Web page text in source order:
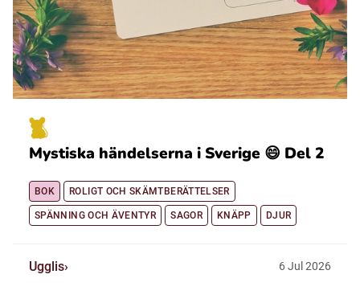
Mystiska händelserna i Sverige 😄 Del 2
BOK ROLIGT OCH SKÄMTBERÄTTELSER
SPÄNNING OCH ÄVENTYR SAGOR KNÄPP DJUR
Ugglis 6Jul 2026